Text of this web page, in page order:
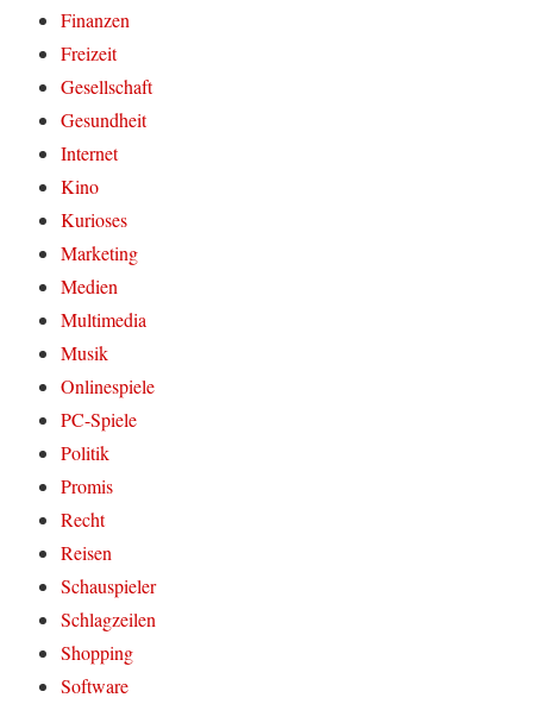
Finanzen
Freizeit
Gesellschaft
Gesundheit
Internet
Kino
Kurioses
Marketing
Medien
Multimedia
Musik
Onlinespiele
PC-Spiele
Politik
Promis
Recht
Reisen
Schauspieler
Schlagzeilen
Shopping
Software